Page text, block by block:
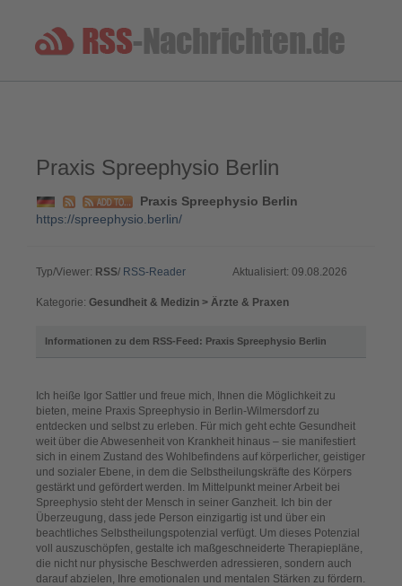
Praxis Spreephysio Berlin
Praxis Spreephysio Berlin
https://spreephysio.berlin/
Typ/Viewer: RSS/ RSS-Reader Aktualisiert: 09.08.2026
Kategorie: Gesundheit & Medizin > Ärzte & Praxen
Informationen zu dem RSS-Feed: Praxis Spreephysio Berlin
Ich heiße Igor Sattler und freue mich, Ihnen die Möglichkeit zu
bieten, meine Praxis Spreephysio in Berlin-Wilmersdorf zu
entdecken und selbst zu erleben. Für mich geht echte Gesundheit
weit über die Abwesenheit von Krankheit hinaus – sie manifestiert
sich in einem Zustand des Wohlbefindens auf körperlicher, geistiger
und sozialer Ebene, in dem die Selbstheilungskräfte des Körpers
gestärkt und gefördert werden. Im Mittelpunkt meiner Arbeit bei
Spreephysio steht der Mensch in seiner Ganzheit. Ich bin der
Überzeugung, dass jede Person einzigartig ist und über ein
beachtliches Selbstheilungspotenzial verfügt. Um dieses Potenzial
voll auszuschöpfen, gestalte ich maßgeschneiderte Therapiepläne,
die nicht nur physische Beschwerden adressieren, sondern auch
darauf abzielen, Ihre emotionalen und mentalen Stärken zu fördern.